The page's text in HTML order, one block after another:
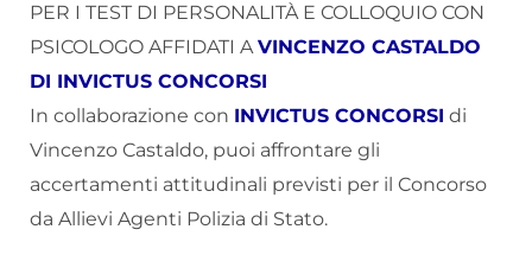
PER I TEST DI PERSONALITÀ E COLLOQUIO CON
PSICOLOGO AFFIDATI AVINCENZO CASTALDO
DI INVICTUS CONCORSI
In collaborazione con INVICTUS CONCORSI di
Vincenzo Castaldo, puoi affrontare gli
accertamenti attitudinali previsti per il Concorso
da Allievi Agenti Polizia di Stato.